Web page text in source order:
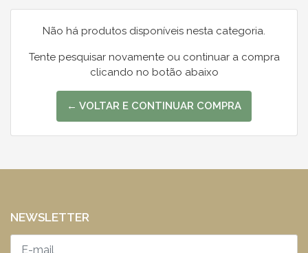
Não há produtos disponíveis nesta categoria.
Tente pesquisar novamente ou continuar a compra
clicando no botão abaixo
← VOLTAR E CONTINUAR COMPRA
NEWSLETTER